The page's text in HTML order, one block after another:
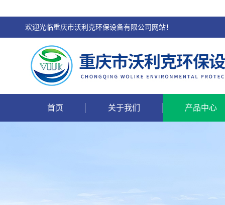
欢迎光临重庆市沃利克环保设备有限公司网站！
首页 关于我们 产品中心